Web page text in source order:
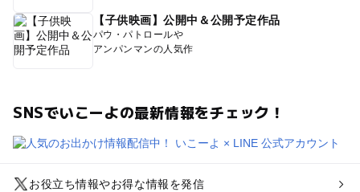
【子供映画】公開中＆公開予定作品
パウ・パトロールや
アンパンマンの人気作
SNSでいこーよの最新情報をチェック！
お役立ち情報やお得な情報を発信